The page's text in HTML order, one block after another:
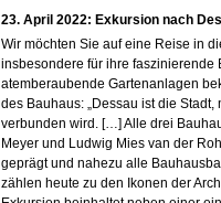
23. April 2022: Exkursion nach
Wir möchten Sie auf eine Reise in
insbesondere für ihre faszinierende
atemberaubende Gartenanlagen
des Bauhaus: „Dessau ist die
verbunden wird. […] Alle drei
Meyer und Ludwig Mies van der
geprägt und nahezu alle
zählen heute zu den Ikonen der